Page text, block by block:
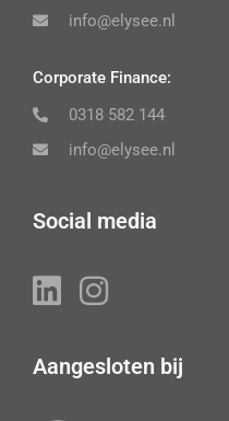
info@elysee.nl
Corporate Finance:
0318 582 144
info@elysee.nl
Social media
Aangesloten bij